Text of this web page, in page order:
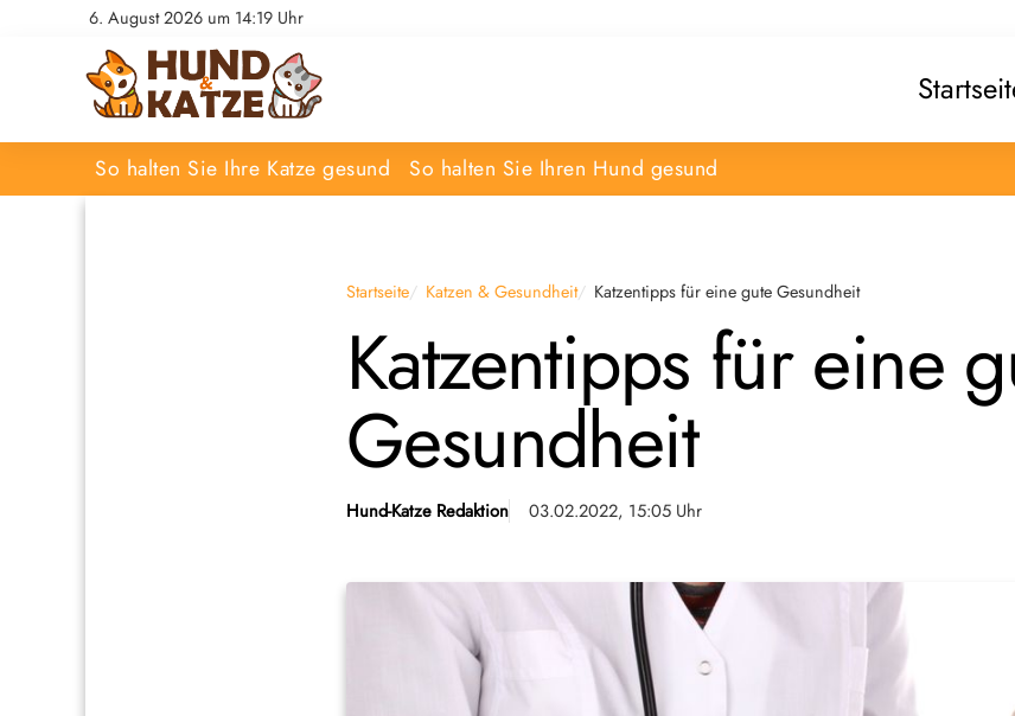
6. August 2026 um 14:19 Uhr
So halten Sie Ihre Katze gesund So halten Sie Ihren Hund gesund
Startseite Katzen & Gesundheit Katzentipps für eine gute Gesundheit
Katzentipps für eine
Gesundheit
Hund-Katze Redaktion 03.02.2022, 15:05 Uhr